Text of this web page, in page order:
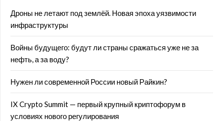
Дроны не летают под землёй. Новая эпоха уязвимости
инфраструктуры
Войны будущего: будут ли страны сражаться уже не за
нефть, а за воду?
Нужен ли современной России новый Райкин?
IX Crypto Summit — первый крупный криптофорум в
условиях нового регулирования